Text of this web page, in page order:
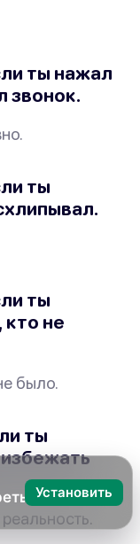
ты нажал
звонок.
ты
ты
кто не
было.
ты
Установить